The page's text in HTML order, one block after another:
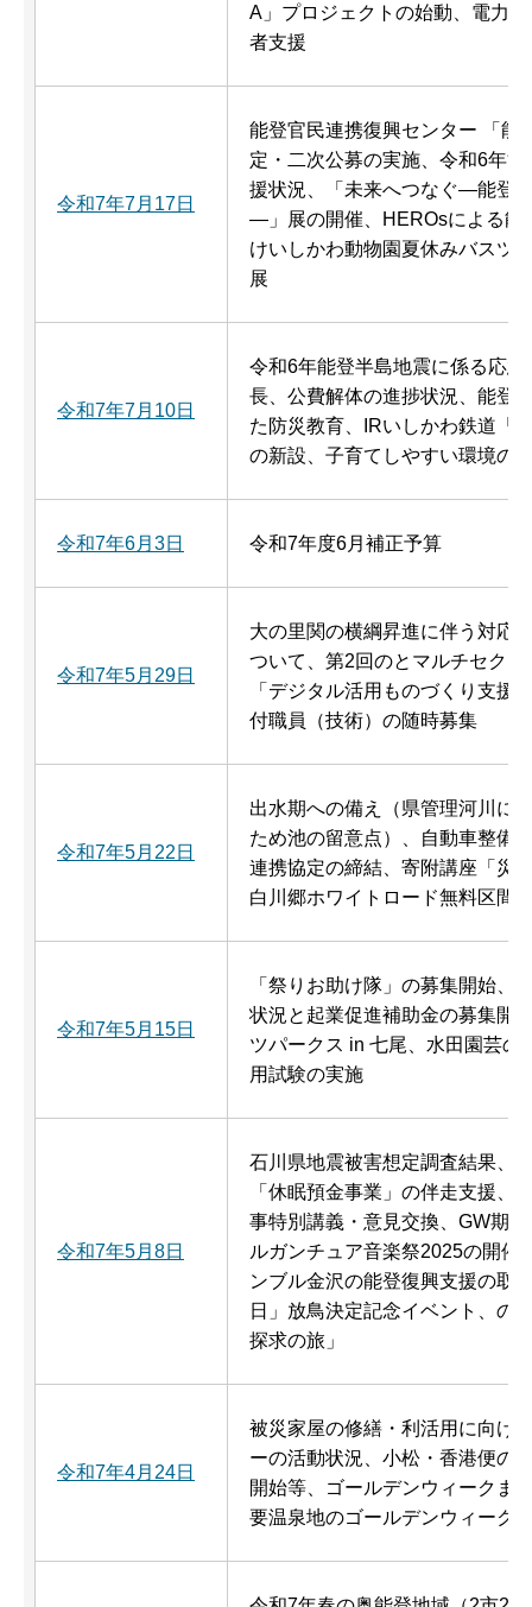
A」プロジェクトの始動、電力
者支援
令和7年7月17日
能登官民連携復興センター 「能
定・二次公募の実施、令和6年
援状況、「未来へつなぐ―能登
―」展の開催、HEROsによる能
けいしかわ動物園夏休みバスツ
展
令和7年7月10日
令和6年能登半島地震に係る応
長、公費解体の進捗状況、能登
た防災教育、IRいしかわ鉄道「
の新設、子育てしやすい環境の
令和7年6月3日 令和7年度6月補正予算
令和7年5月29日
大の里関の横綱昇進に伴う対応
ついて、第2回のとマルチセク
「デジタル活用ものづくり支援
付職員（技術）の随時募集
令和7年5月22日
出水期への備え（県管理河川に
ため池の留意点）、自動車整備
連携協定の締結、寄附講座「災
白川郷ホワイトロード無料区間
令和7年5月15日
「祭りお助け隊」の募集開始、
状況と起業促進補助金の募集開
ツパークス in 七尾、水田園芸の
用試験の実施
令和7年5月8日
石川県地震被害想定調査結果、
「休眠預金事業」の伴走支援、
事特別講義・意見交換、GW期
ルガンチュア音楽祭2025の開催
ンブル金沢の能登復興支援の取
日」放鳥決定記念イベント、の
探求の旅」
令和7年4月24日
被災家屋の修繕・利活用に向け
ーの活動状況、小松・香港便の
開始等、ゴールデンウィークま
要温泉地のゴールデンウィーク